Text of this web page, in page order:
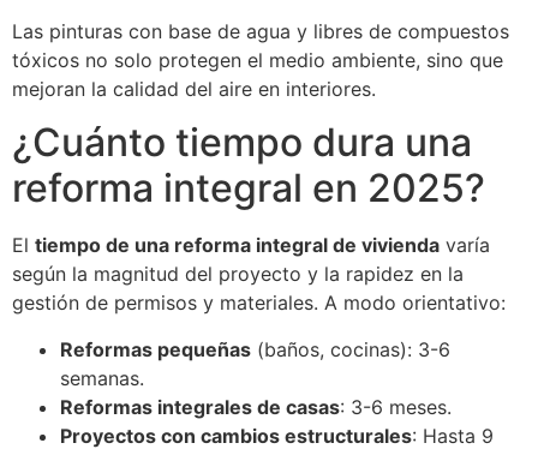
Las pinturas con base de agua y libres de compuestos
tóxicos no solo protegen el medio ambiente, sino que
mejoran la calidad del aire en interiores.
¿Cuánto tiempo dura una
reforma integral en 2025?
El tiempo de una reforma integral de vivienda varía
según la magnitud del proyecto y la rapidez en la
gestión de permisos y materiales. A modo orientativo:
Reformas pequeñas (baños, cocinas): 3-6
semanas.
Reformas integrales de casas: 3-6 meses.
Proyectos con cambios estructurales: Hasta 9